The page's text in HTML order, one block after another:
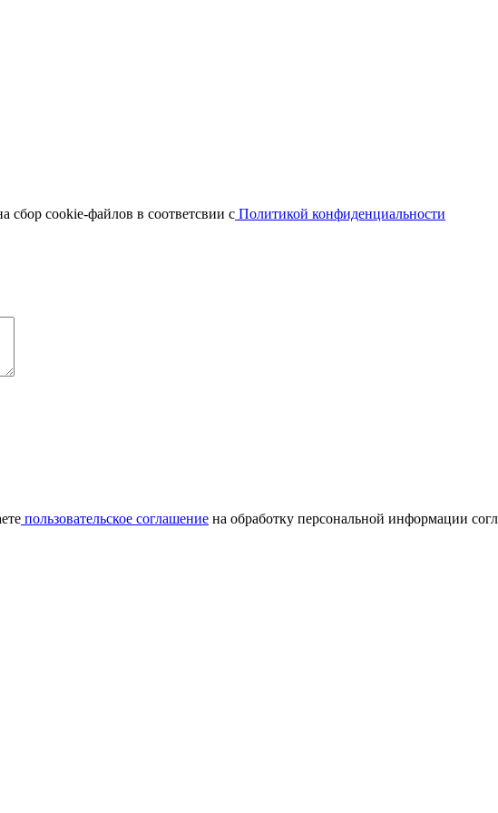
сбор cookie-файлов в соответсвии с Политикой конфиденциальности
пользовательское соглашение на обработку персональной информации